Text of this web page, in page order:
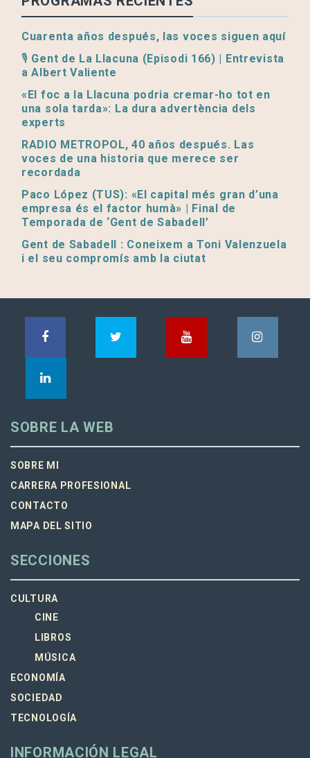
Cuarenta años después, las voces siguen aquí
🎙️ Gent de La Llacuna (Episodi 166) | Entrevista
a Albert Valiente
«El foc a la Llacuna podria cremar-ho tot en
una sola tarda»: La dura advertència dels
experts
RADIO METROPOL, 40 años después. Las
voces de una historia que merece ser
recordada
Paco López (TUS): «El capital més gran d’una
empresa és el factor humà» | Final de
Temporada de ‘Gent de Sabadell’
Gent de Sabadell : Coneixem a Toni Valenzuela
i el seu compromís amb la ciutat
SOBRE LA WEB
SOBRE MI
CARRERA PROFESIONAL
CONTACTO
MAPA DEL SITIO
SECCIONES
CULTURA
CINE
LIBROS
MÚSICA
ECONOMÍA
SOCIEDAD
TECNOLOGÍA
INFORMACIÓN LEGAL